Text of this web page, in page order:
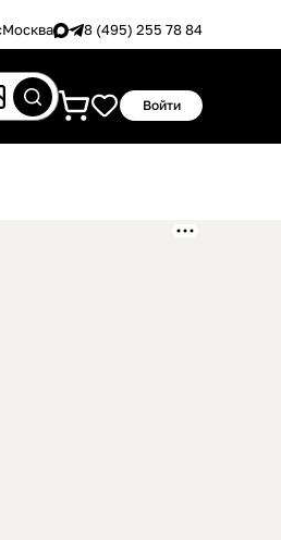
Москва 8 (495) 255 78 84
Войти